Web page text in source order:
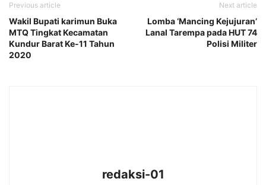
Previous article
Wakil Bupati karimun Buka
MTQ Tingkat Kecamatan
Kundur Barat Ke-11 Tahun
2020
Next article
Lomba ‘Mancing Kejujuran’
Lanal Tarempa pada HUT 74
Polisi Militer
redaksi-01